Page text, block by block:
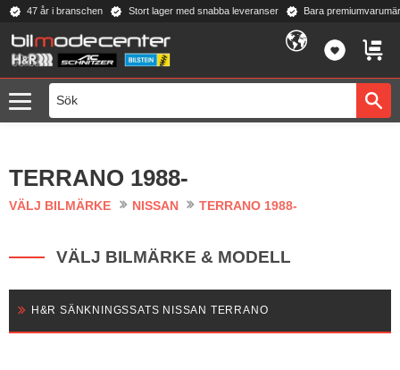
Meny
47 år i branschen Stort lager med snabba leveranser Bara
TERRANO 1988-
VÄLJ BILMÄRKE NISSAN TERRANO 1988-
VÄLJ BILMÄRKE & MODELL
H&R SÄNKNINGSSATS NISSAN TERRANO